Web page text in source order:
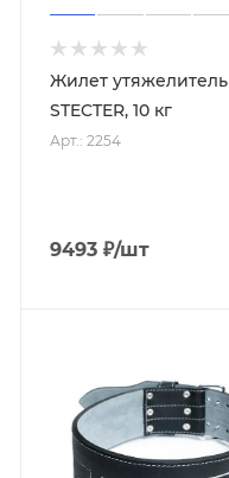
Жилет утяжелитель
STECTER, 10 кг
Арт.: 2254
9493 ₽/шт